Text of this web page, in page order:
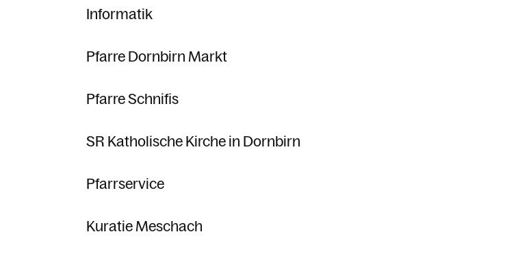
Informatik
Pfarre Dornbirn Markt
Pfarre Schnifis
SR Katholische Kirche in Dornbirn
Pfarrservice
Kuratie Meschach